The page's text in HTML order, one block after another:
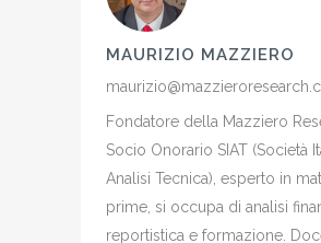
MAURIZIO MAZZIERO
Fondatore della Mazziero
Socio Onorario SIAT (Società
Analisi Tecnica), esperto in
prime, si occupa di analisi
reportistica e formazione.